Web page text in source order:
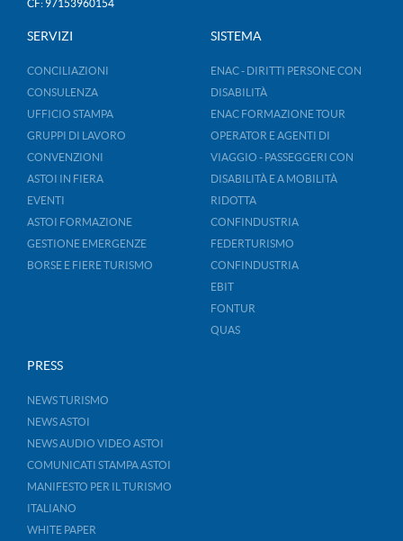
CF: 97153960154
SERVIZI
CONCILIAZIONI
CONSULENZA
UFFICIO STAMPA
GRUPPI DI LAVORO
CONVENZIONI
ASTOI IN FIERA
EVENTI
ASTOI FORMAZIONE
GESTIONE EMERGENZE
BORSE E FIERE TURISMO
SISTEMA
ENAC - DIRITTI PERSONE CON
DISABILITÀ
ENAC FORMAZIONE TOUR
OPERATOR E AGENTI DI
VIAGGIO - PASSEGGERI CON
DISABILITÀ E A MOBILITÀ
RIDOTTA
CONFINDUSTRIA
FEDERTURISMO
CONFINDUSTRIA
EBIT
FONTUR
QUAS
PRESS
NEWS TURISMO
NEWS ASTOI
NEWS AUDIO VIDEO ASTOI
COMUNICATI STAMPA ASTOI
MANIFESTO PER IL TURISMO
ITALIANO
WHITE PAPER